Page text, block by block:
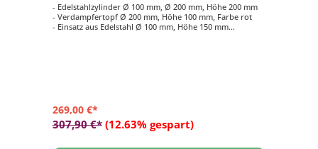
- Edelstahlzylinder Ø 100 mm, Ø 200 mm, Höhe 200 mm
- Verdampfertopf Ø 200 mm, Höhe 100 mm, Farbe rot
- Einsatz aus Edelstahl Ø 100 mm, Höhe 150 mm
269,00 €*
307,90 €* (12.63% gespart)